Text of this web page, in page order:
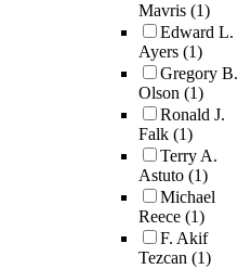
Mavris (1)
Edward L.
Ayers (1)
Gregory B.
Olson (1)
Ronald J.
Falk (1)
Terry A.
Astuto (1)
Michael
Reece (1)
F. Akif
Tezcan (1)